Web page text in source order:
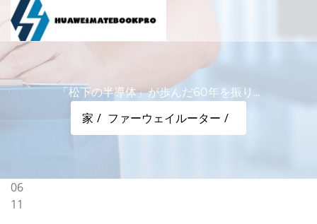
「松下の半導体」が歩んだ60年を振り...
家 ファーウェイルーター
06
11